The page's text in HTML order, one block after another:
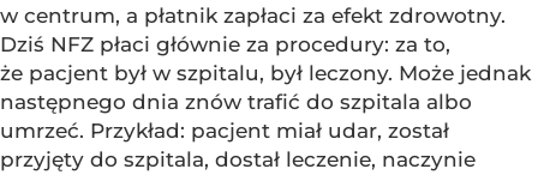
w centrum, a płatnik zapłaci za efekt zdrowotny.
Dziś NFZ płaci głównie za procedury: za to,
że pacjent był w szpitalu, był leczony. Może jednak
następnego dnia znów trafić do szpitala albo
umrzeć. Przykład: pacjent miał udar, został
przyjęty do szpitala, dostał leczenie, naczynie